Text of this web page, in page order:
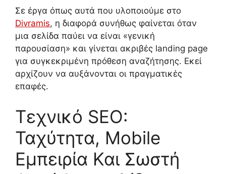
Σε έργα όπως αυτά που υλοποιούμε στο
Divramis, η διαφορά συνήθως φαίνεται όταν
μια σελίδα παύει να είναι «γενική
παρουσίαση» και γίνεται ακριβές landing page
για συγκεκριμένη πρόθεση αναζήτησης. Εκεί
αρχίζουν να αυξάνονται οι πραγματικές
επαφές.
Τεχνικό SEO:
Ταχύτητα, Mobile
Εμπειρία Και Σωστή